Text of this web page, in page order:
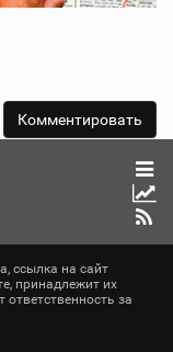
ссылка на сайт
принадлежит их
за